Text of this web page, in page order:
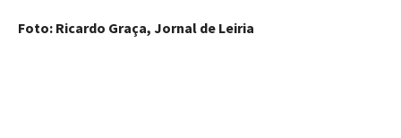
Foto: Ricardo Graça, Jornal de Leiria